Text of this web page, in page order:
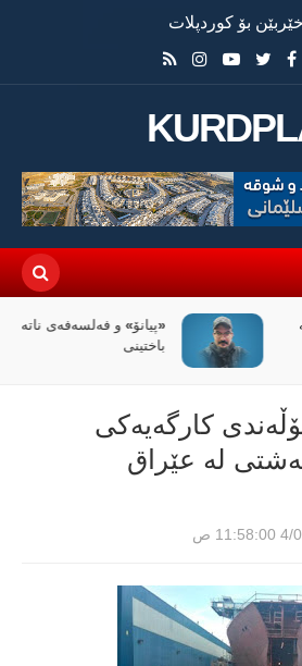
بۆ کوردپلات
فەلسەفەی ناتەواوبوون خوێندنەوەیەکی
كارگه‌یه‌كی
له‌ عێراق
ص